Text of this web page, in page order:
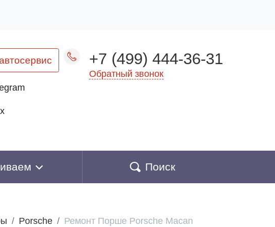
+7 (499) 444-36-31
Обратный звонок
Поиск
Porsche Ремонт Порше Porsche Macan